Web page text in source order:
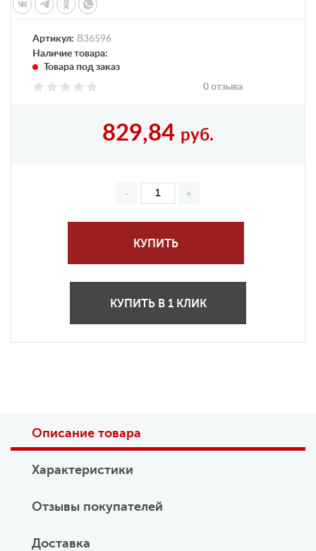
Артикул: B36596
Наличие товара:
Товара под заказ
0 отзыва
829,84 руб.
КУПИТЬ
КУПИТЬ В 1 КЛИК
Описание товара
Характеристики
Отзывы покупателей
Доставка